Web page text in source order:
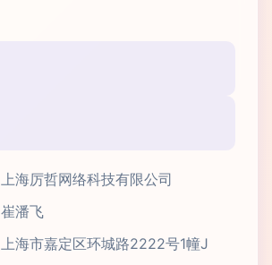
上海厉哲网络科技有限公司
崔潘飞
上海市嘉定区环城路2222号1幢J